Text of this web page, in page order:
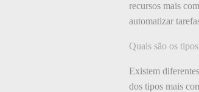
recursos mais
automatizar
Quais são os
Existem
dos tipos mais